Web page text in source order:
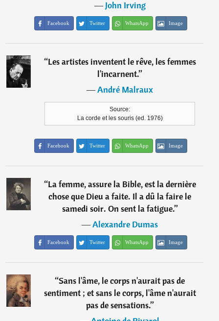
―John Irving
Facebook Twitter WhatsApp Image
“Les artistes inventent le rêve, les femmes
l'incarnent.”
―André Malraux
Source:
La corde et les souris (ed. 1976)
Facebook Twitter WhatsApp Image
“La femme, assure la Bible, est la dernière
chose que Dieu a faite. Il a dû la faire le
samedi soir. On sent la fatigue.”
―Alexandre Dumas
Facebook Twitter WhatsApp Image
“Sans l'âme, le corps n'aurait pas de
sentiment ; et sans le corps, l'âme n'aurait
pas de sensations.”